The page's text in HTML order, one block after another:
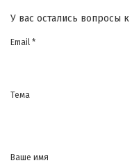
У вас остались вопросы к
Email *
Тема
Ваше имя